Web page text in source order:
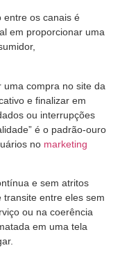
entre os canais é
em proporcionar uma
compra no site da
e finalizar em
ou interrupções
é o padrão-ouro
no marketing
e sem atritos
entre eles sem
ou na coerência
em uma tela